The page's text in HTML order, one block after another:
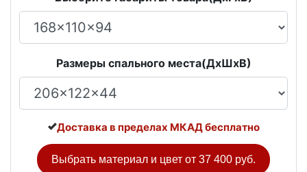
Размеры спального места(ДxШxВ)
Доставка в пределах МКАД бесплатно
Выбрать материал и цвет от 37 400 руб.